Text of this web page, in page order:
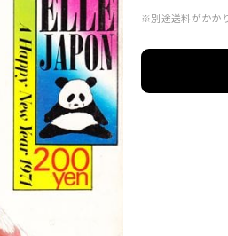
※別途送料がかかり